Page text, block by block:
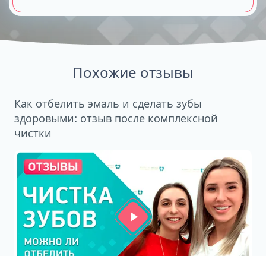
Похожие отзывы
Как отбелить эмаль и сделать зубы
здоровыми: отзыв после комплексной
чистки